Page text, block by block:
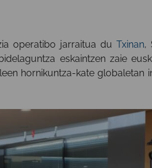
operatibo jarraitua du Txinan,
eskaintzen zaie
hornikuntza-kate globaletan